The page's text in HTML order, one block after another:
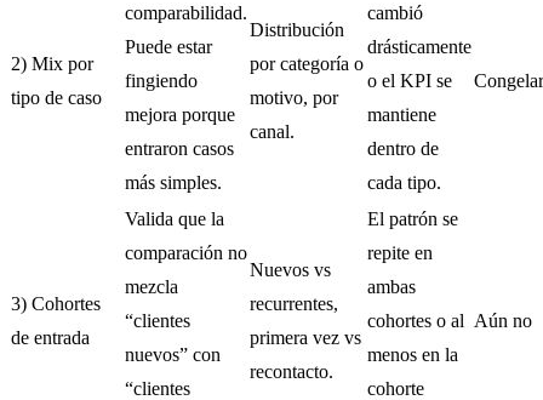
2) Mix por
tipo de caso
comparabilidad.
Puede estar
fingiendo
mejora porque
entraron casos
más simples.
Distribución
por categoría o
motivo, por
canal.
cambió
drásticamente
o el KPI se
mantiene
dentro de
cada tipo.
Congelar
3) Cohortes
de entrada
Valida que la
comparación no
mezcla
“clientes
nuevos” con
“clientes
Nuevos vs
recurrentes,
primera vez vs
recontacto.
El patrón se
repite en
ambas
cohortes o al
menos en la
cohorte
Aún no